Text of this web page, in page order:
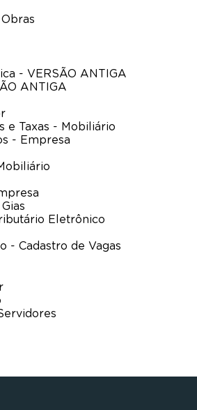
- VERSÃO ANTIGA
ANTIGA
e Taxas - Mobiliário
- Empresa
Eletrônico
- Cadastro de Vagas